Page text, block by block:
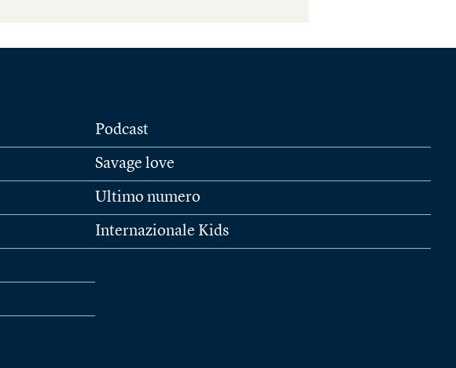
Podcast
Savage love
Ultimo numero
Internazionale Kids